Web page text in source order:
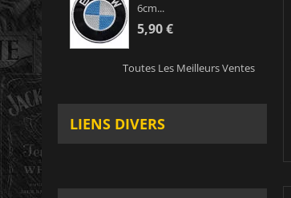
6cm...
5,90 €
Toutes Les Meilleurs Ventes
LIENS DIVERS